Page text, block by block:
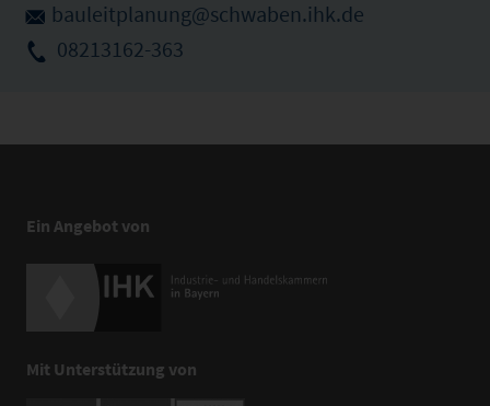
bauleitplanung@schwaben.ihk.de
08213162-363
Ein Angebot von
Mit Unterstützung von